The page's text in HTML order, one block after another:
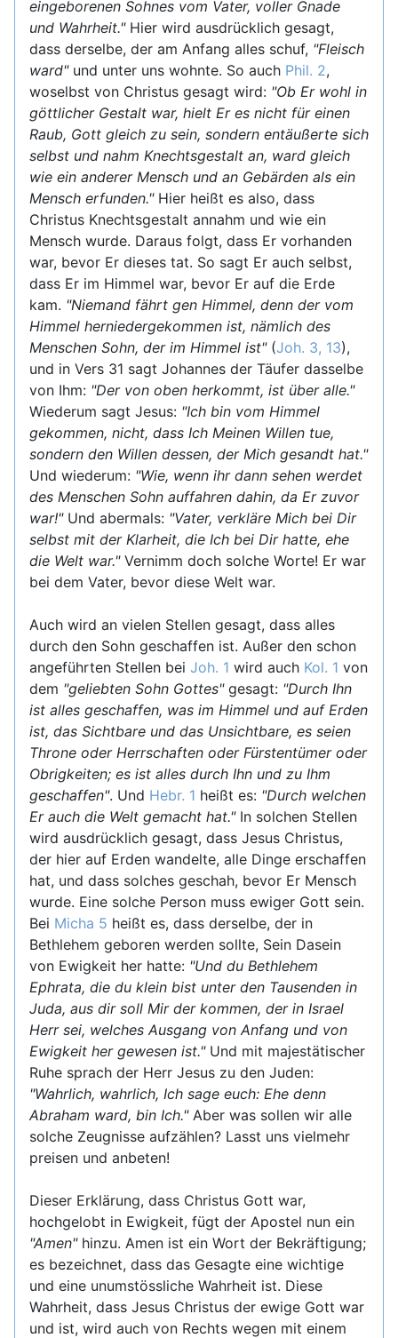
eingeborenen Sohnes vom Vater, voller Gnade
und Wahrheit."Hier wird ausdrücklich gesagt,
dass derselbe, der am Anfang alles schuf, "Fleisch
ward"und unter uns wohnte. So auch Phil. 2,
woselbst von Christus gesagt wird: "Ob Er wohl in
göttlicher Gestalt war, hielt Er es nicht für einen
Raub, Gott gleich zu sein, sondern entäußerte sich
selbst und nahm Knechtsgestalt an, ward gleich
wie ein anderer Mensch und an Gebärden als ein
Mensch erfunden."Hier heißt es also, dass
Christus Knechtsgestalt annahm und wie ein
Mensch wurde. Daraus folgt, dass Er vorhanden
war, bevor Er dieses tat. So sagt Er auch selbst,
dass Er im Himmel war, bevor Er auf die Erde
kam. "Niemand fährt gen Himmel, denn der vom
Himmel herniedergekommen ist, nämlich des
Menschen Sohn, der im Himmel ist"(Joh. 3, 13),
und in Vers 31 sagt Johannes der Täufer dasselbe
von Ihm: "Der von oben herkommt, ist über alle."
Wiederum sagt Jesus: "Ich bin vom Himmel
gekommen, nicht, dass Ich Meinen Willen tue,
sondern den Willen dessen, der Mich gesandt hat."
Und wiederum: "Wie, wenn ihr dann sehen werdet
des Menschen Sohn auffahren dahin, da Er zuvor
war!"Und abermals: "Vater, verkläre Mich bei Dir
selbst mit der Klarheit, die Ich bei Dir hatte, ehe
die Welt war."Vernimm doch solche Worte! Er war
bei dem Vater, bevor diese Welt war.
Auch wird an vielen Stellen gesagt, dass alles
durch den Sohn geschaffen ist. Außer den schon
angeführten Stellen bei Joh. 1 wird auch Kol. 1 von
dem "geliebten Sohn Gottes"gesagt: "Durch Ihn
ist alles geschaffen, was im Himmel und auf Erden
ist, das Sichtbare und das Unsichtbare, es seien
Throne oder Herrschaften oder Fürstentümer oder
Obrigkeiten; es ist alles durch Ihn und zu Ihm
geschaffen". Und Hebr. 1 heißt es: "Durch welchen
Er auch die Welt gemacht hat."In solchen Stellen
wird ausdrücklich gesagt, dass Jesus Christus,
der hier auf Erden wandelte, alle Dinge erschaffen
hat, und dass solches geschah, bevor Er Mensch
wurde. Eine solche Person muss ewiger Gott sein.
Bei Micha 5 heißt es, dass derselbe, der in
Bethlehem geboren werden sollte, Sein Dasein
von Ewigkeit her hatte: "Und du Bethlehem
Ephrata, die du klein bist unter den Tausenden in
Juda, aus dir soll Mir der kommen, der in Israel
Herr sei, welches Ausgang von Anfang und von
Ewigkeit her gewesen ist."Und mit majestätischer
Ruhe sprach der Herr Jesus zu den Juden:
"Wahrlich, wahrlich, Ich sage euch: Ehe denn
Abraham ward, bin Ich."Aber was sollen wir alle
solche Zeugnisse aufzählen? Lasst uns vielmehr
preisen und anbeten!
Dieser Erklärung, dass Christus Gott war,
hochgelobt in Ewigkeit, fügt der Apostel nun ein
"Amen"hinzu. Amen ist ein Wort der Bekräftigung;
es bezeichnet, dass das Gesagte eine wichtige
und eine unumstössliche Wahrheit ist. Diese
Wahrheit, dass Jesus Christus der ewige Gott war
und ist, wird auch von Rechts wegen mit einem